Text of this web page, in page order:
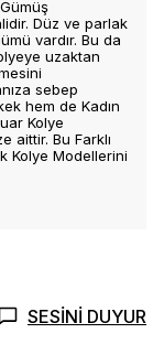
Düz ve parlak
vardır. Bu da
uzaktan
sebep
hem de Kadın
Kolye
aittir. Bu Farklı
Kolye Modellerini
SESİNİ DUYUR